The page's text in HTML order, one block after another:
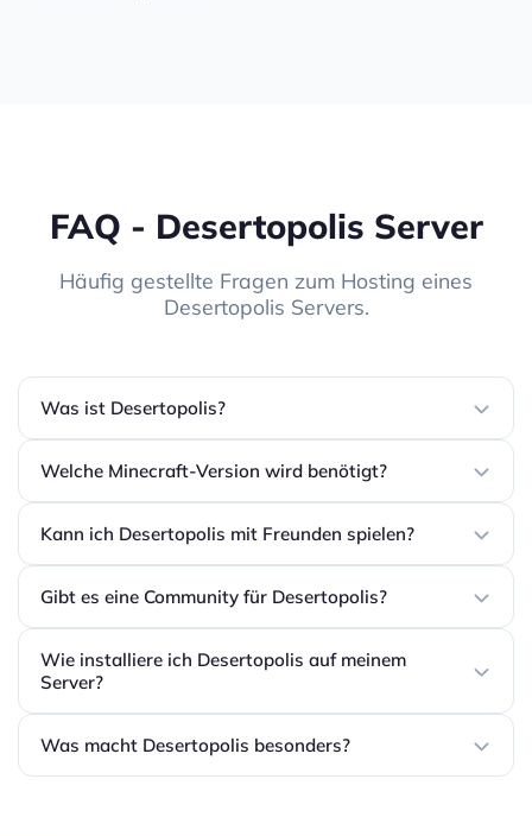
FAQ - Desertopolis Server
Häufig gestellte Fragen zum Hosting eines
Desertopolis Servers.
Was ist Desertopolis?
Welche Minecraft-Version wird benötigt?
Kann ich Desertopolis mit Freunden spielen?
Gibt es eine Community für Desertopolis?
Wie installiere ich Desertopolis auf meinem
Server?
Was macht Desertopolis besonders?